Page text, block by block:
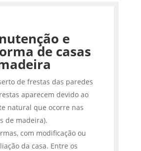
e
de casas
de frestas das paredes
aparecem devido ao
natural que ocorre nas
de madeira).
com modificação ou
da casa. Entre os